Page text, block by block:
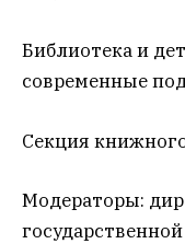
Библиотека и
современные
Секция
Модераторы: